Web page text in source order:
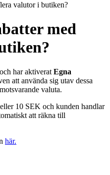
valutor i butiken?
med
och har aktiverat Egna
att använda sig utav dessa
valuta.
10 SEK och kunden handlar
att räkna till
här.